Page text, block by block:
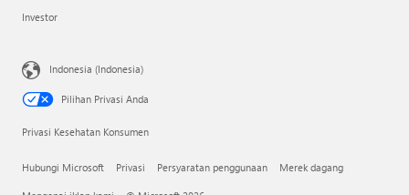
Investor
Indonesia (Indonesia)
Pilihan Privasi Anda
Privasi Kesehatan Konsumen
Hubungi Microsoft Privasi Persyaratan penggunaan Merek dagang